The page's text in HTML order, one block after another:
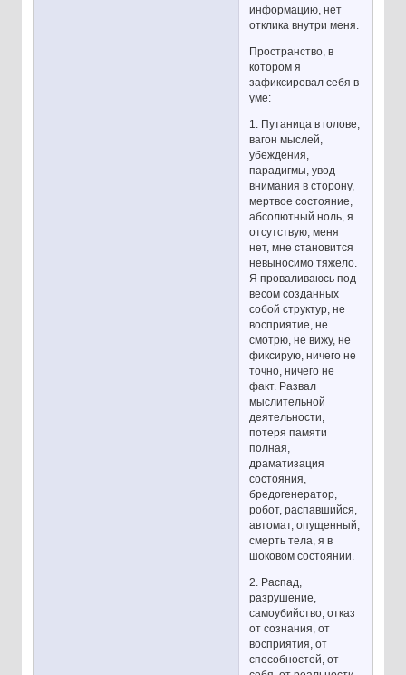
информацию, нет
отклика внутри меня.
Пространство, в
котором я
зафиксировал себя в
уме:
1. Путаница в голове,
вагон мыслей,
убеждения,
парадигмы, увод
внимания в сторону,
мертвое состояние,
абсолютный ноль, я
отсутствую, меня
нет, мне становится
невыносимо тяжело.
Я проваливаюсь под
весом созданных
собой структур, не
восприятие, не
смотрю, не вижу, не
фиксирую, ничего не
точно, ничего не
факт. Развал
мыслительной
деятельности,
потеря памяти
полная,
драматизация
состояния,
бредогенератор,
робот, распавшийся,
автомат, опущенный,
смерть тела, я в
шоковом состоянии.
2. Распад,
разрушение,
самоубийство, отказ
от сознания, от
восприятия, от
способностей, от